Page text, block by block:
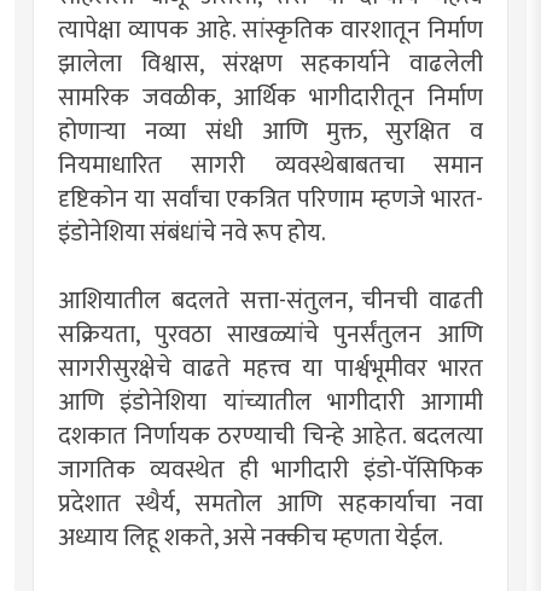
त्यापेक्षा व्यापक आहे. सांस्कृतिक वारशातून निर्माण
झालेला विश्वास, संरक्षण सहकार्याने वाढलेली
सामरिक जवळीक, आर्थिक भागीदारीतून निर्माण
होणार्‍या नव्या संधी आणि मुक्त, सुरक्षित व
नियमाधारित सागरी व्यवस्थेबाबतचा समान
दृष्टिकोन या सर्वांचा एकत्रित परिणाम म्हणजे भारत-
इंडोनेशिया संबंधांचे नवे रूप होय.
आशियातील बदलते सत्ता-संतुलन, चीनची वाढती
सक्रियता, पुरवठा साखळ्यांचे पुनर्संतुलन आणि
सागरीसुरक्षेचे वाढते महत्त्व या पार्श्वभूमीवर भारत
आणि इंडोनेशिया यांच्यातील भागीदारी आगामी
दशकात निर्णायक ठरण्याची चिन्हे आहेत. बदलत्या
जागतिक व्यवस्थेत ही भागीदारी इंडो-पॅसिफिक
प्रदेशात स्थैर्य, समतोल आणि सहकार्याचा नवा
अध्याय लिहू शकते, असे नक्कीच म्हणता येईल.